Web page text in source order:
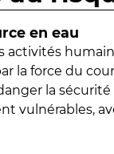
en eau
activités
la force du
la sécurité
vulnérables,